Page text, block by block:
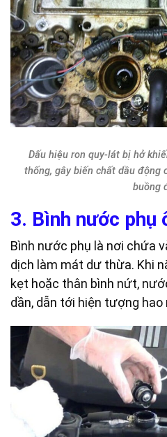
Dấu hiệu ron quy-lát bị hở
thống, gây biến chất dầu động
buồng
3. Bình nước phụ
Bình nước phụ là nơi chứa
dịch làm mát dư thừa. Khi
kẹt hoặc thân bình nứt,
dần, dẫn tới hiện tượng